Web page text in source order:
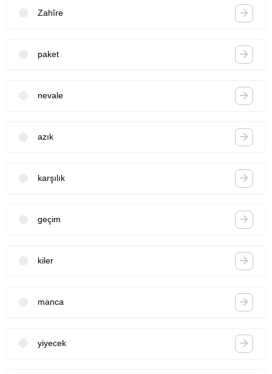
Zahîre
paket
nevale
azık
karşılık
geçim
kiler
manca
yiyecek